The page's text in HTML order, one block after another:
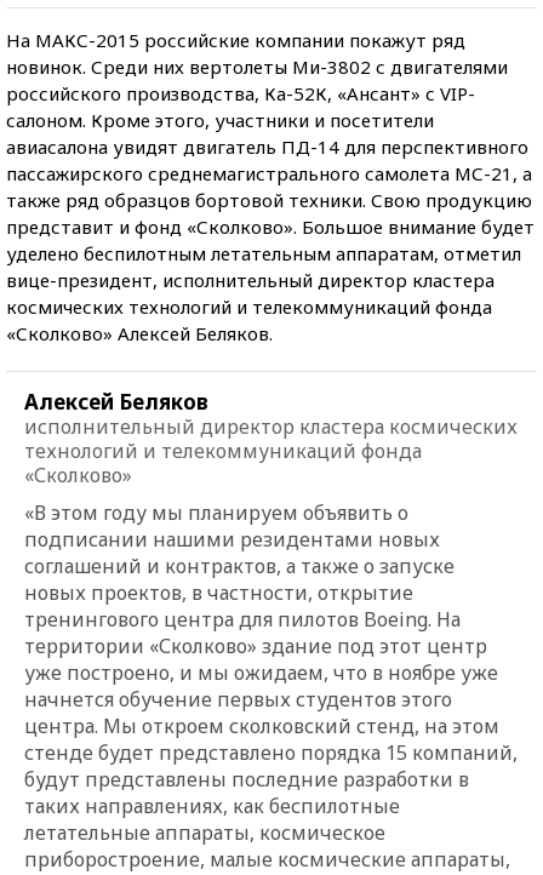
На МАКС-2015 российские компании покажут ряд
новинок. Среди них вертолеты Ми-3802 с двигателями
российского производства, Ка-52К, «Ансант» с VIP-
салоном. Кроме этого, участники и посетители
авиасалона увидят двигатель ПД-14 для перспективного
пассажирского среднемагистрального самолета МС-21, а
также ряд образцов бортовой техники. Свою продукцию
представит и фонд «Сколково». Большое внимание будет
уделено беспилотным летательным аппаратам, отметил
вице-президент, исполнительный директор кластера
космических технологий и телекоммуникаций фонда
«Сколково» Алексей Беляков.
Алексей Беляков
исполнительный директор кластера космических
технологий и телекоммуникаций фонда
«Сколково»
«В этом году мы планируем объявить о
подписании нашими резидентами новых
соглашений и контрактов, а также о запуске
новых проектов, в частности, открытие
тренингового центра для пилотов Boeing. На
территории «Сколково» здание под этот центр
уже построено, и мы ожидаем, что в ноябре уже
начнется обучение первых студентов этого
центра. Мы откроем сколковский стенд, на этом
стенде будет представлено порядка 15 компаний,
будут представлены последние разработки в
таких направлениях, как беспилотные
летательные аппараты, космическое
приборостроение, малые космические аппараты,